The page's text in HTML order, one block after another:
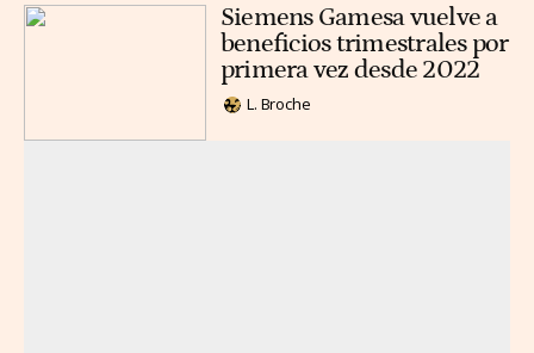
Siemens Gamesa vuelve a
beneficios trimestrales por
primera vez desde 2022
L. Broche